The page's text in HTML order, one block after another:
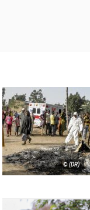
© (DR)